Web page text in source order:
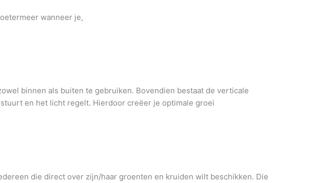
wanneer je,
binnen als buiten te gebruiken. Bovendien bestaat de verticale
en het licht regelt. Hierdoor creëer je optimale groei
die direct over zijn/haar groenten en kruiden wilt beschikken. Die